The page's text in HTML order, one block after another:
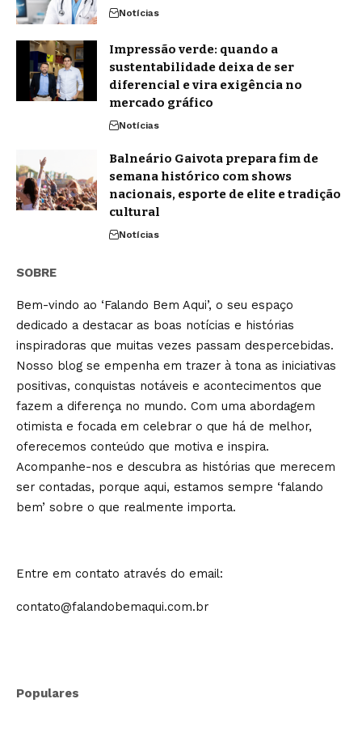
Notícias
Impressão verde: quando a
sustentabilidade deixa de ser
diferencial e vira exigência no
mercado gráfico
Notícias
Balneário Gaivota prepara fim de
semana histórico com shows
nacionais, esporte de elite e tradição
cultural
Notícias
SOBRE
Bem-vindo ao ‘Falando Bem Aqui’, o seu espaço
dedicado a destacar as boas notícias e histórias
inspiradoras que muitas vezes passam despercebidas.
Nosso blog se empenha em trazer à tona as iniciativas
positivas, conquistas notáveis e acontecimentos que
fazem a diferença no mundo. Com uma abordagem
otimista e focada em celebrar o que há de melhor,
oferecemos conteúdo que motiva e inspira.
Acompanhe-nos e descubra as histórias que merecem
ser contadas, porque aqui, estamos sempre ‘falando
bem’ sobre o que realmente importa.
Entre em contato através do email:
contato@falandobemaqui.com.br
Populares